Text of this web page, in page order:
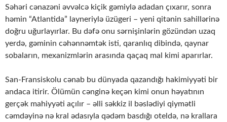
Səhəri cənazəni əvvəlcə kiçik gəmiylə adadan çıxarır, sonra
həmin “Atlantida” layneriylə üzügeri – yeni qitənin sahillərinə
doğru uğurlayırlar. Bu dəfə onu sərnişinlərin gözündən uzaq
yerdə, gəminin cəhənnəmtək isti, qaranlıq dibində, qaynar
sobaların, mexanizmlərin arasında qaçaq mal kimi aparırlar.
San-Fransiskolu cənab bu dünyada qazandığı hakimiyyəti bir
andaca itirir. Ölümün cənginə keçən kimi onun həyatının
gerçək mahiyyəti açılır – əlli səkkiz il bəslədiyi qiymətli
cəmdəyinə nə kral ədasıyla qədəm basdığı oteldə, nə krallara